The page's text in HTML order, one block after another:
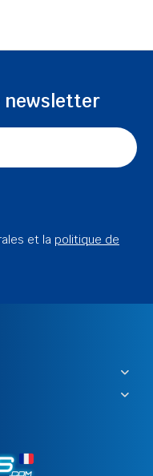
newsletter
et la politique de